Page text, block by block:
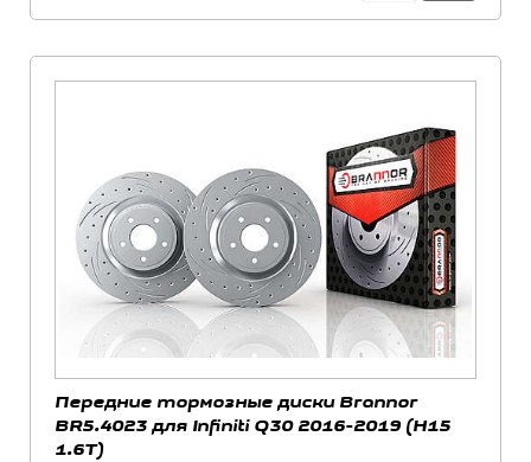
Передние тормозные диски Brannor
BR5.4023 для Infiniti Q30 2016-2019 (H15
1.6T)